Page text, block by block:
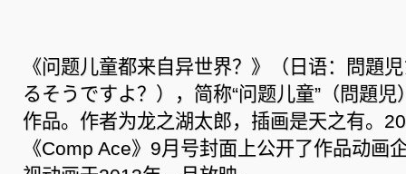
《问题儿童都来自异世界？》（日语：問題
るそうですよ？），简称“问题儿童”（問題
作品。作者为龙之湖太郎，插画是天之有。
《Comp Ace》9月号封面上公开了作品动画